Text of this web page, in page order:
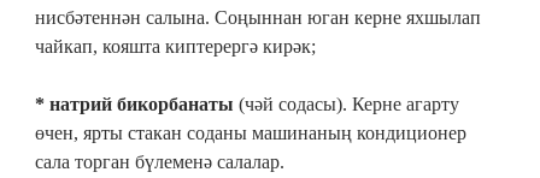
нисбәтеннән салына. Соңыннан юган керне яхшылап
чайкап, кояшта киптерергә кирәк;
* натрий бикорбанаты (чәй содасы). Керне агарту
өчен, ярты стакан соданы машинаның кондиционер
сала торган бүлеменә салалар.